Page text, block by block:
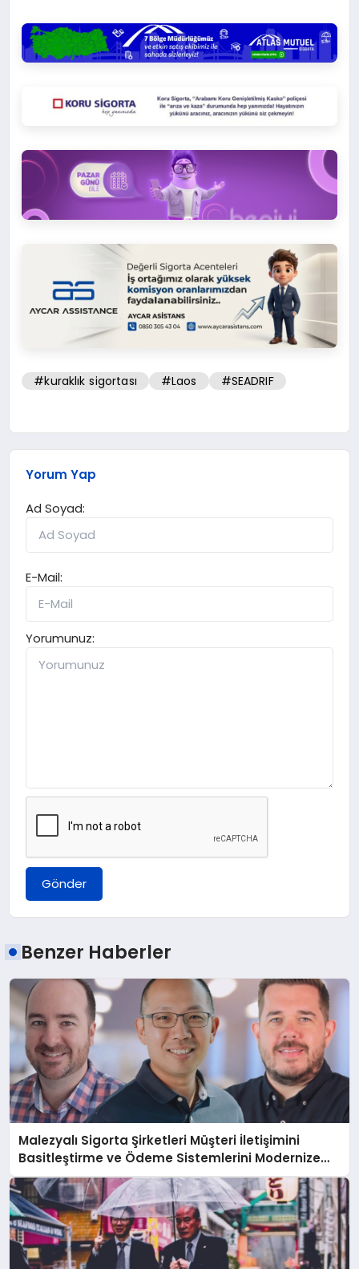
#kuraklık sigortası #Laos #SEADRIF
Yorum Yap
Ad Soyad:
E-Mail:
Yorumunuz:
Gönder
Benzer Haberler
Malezyalı Sigorta Şirketleri Müşteri İletişimini
Basitleştirme ve Ödeme Sistemlerini Modernize
Etme Baskısı Altında